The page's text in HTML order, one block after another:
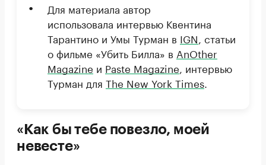
Для материала автор
использовала интервью Квентина
Тарантино и Умы Турман в IGN , статьи
о фильме «Убить Билла» в AnOther
Magazine и Paste Magazine , интервью
Турман для The New York Times
«Как бы тебе повезло, моей
невесте»